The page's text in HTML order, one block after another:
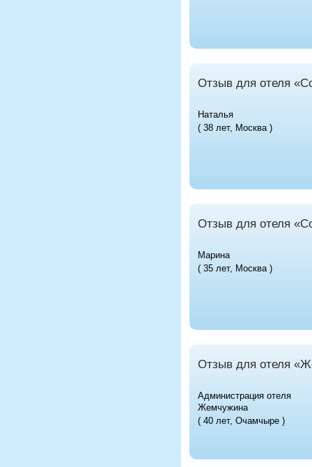
Отзыв для отеля
Наталья
( 38 лет, Москва )
Отзыв для отеля
Марина
( 35 лет, Москва )
Отзыв для отеля
Администрация отеля
Жемчужина
( 40 лет, Очамчыре )